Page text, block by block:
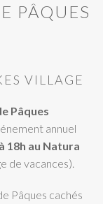
PÂQUES
VILLAGE
Pâques
annuel
18h au Natura
de vacances).
Pâques cachés